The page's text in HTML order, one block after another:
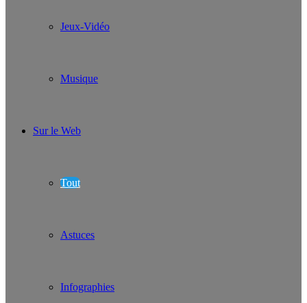
Jeux-Vidéo
Musique
Sur le Web
Tout
Astuces
Infographies